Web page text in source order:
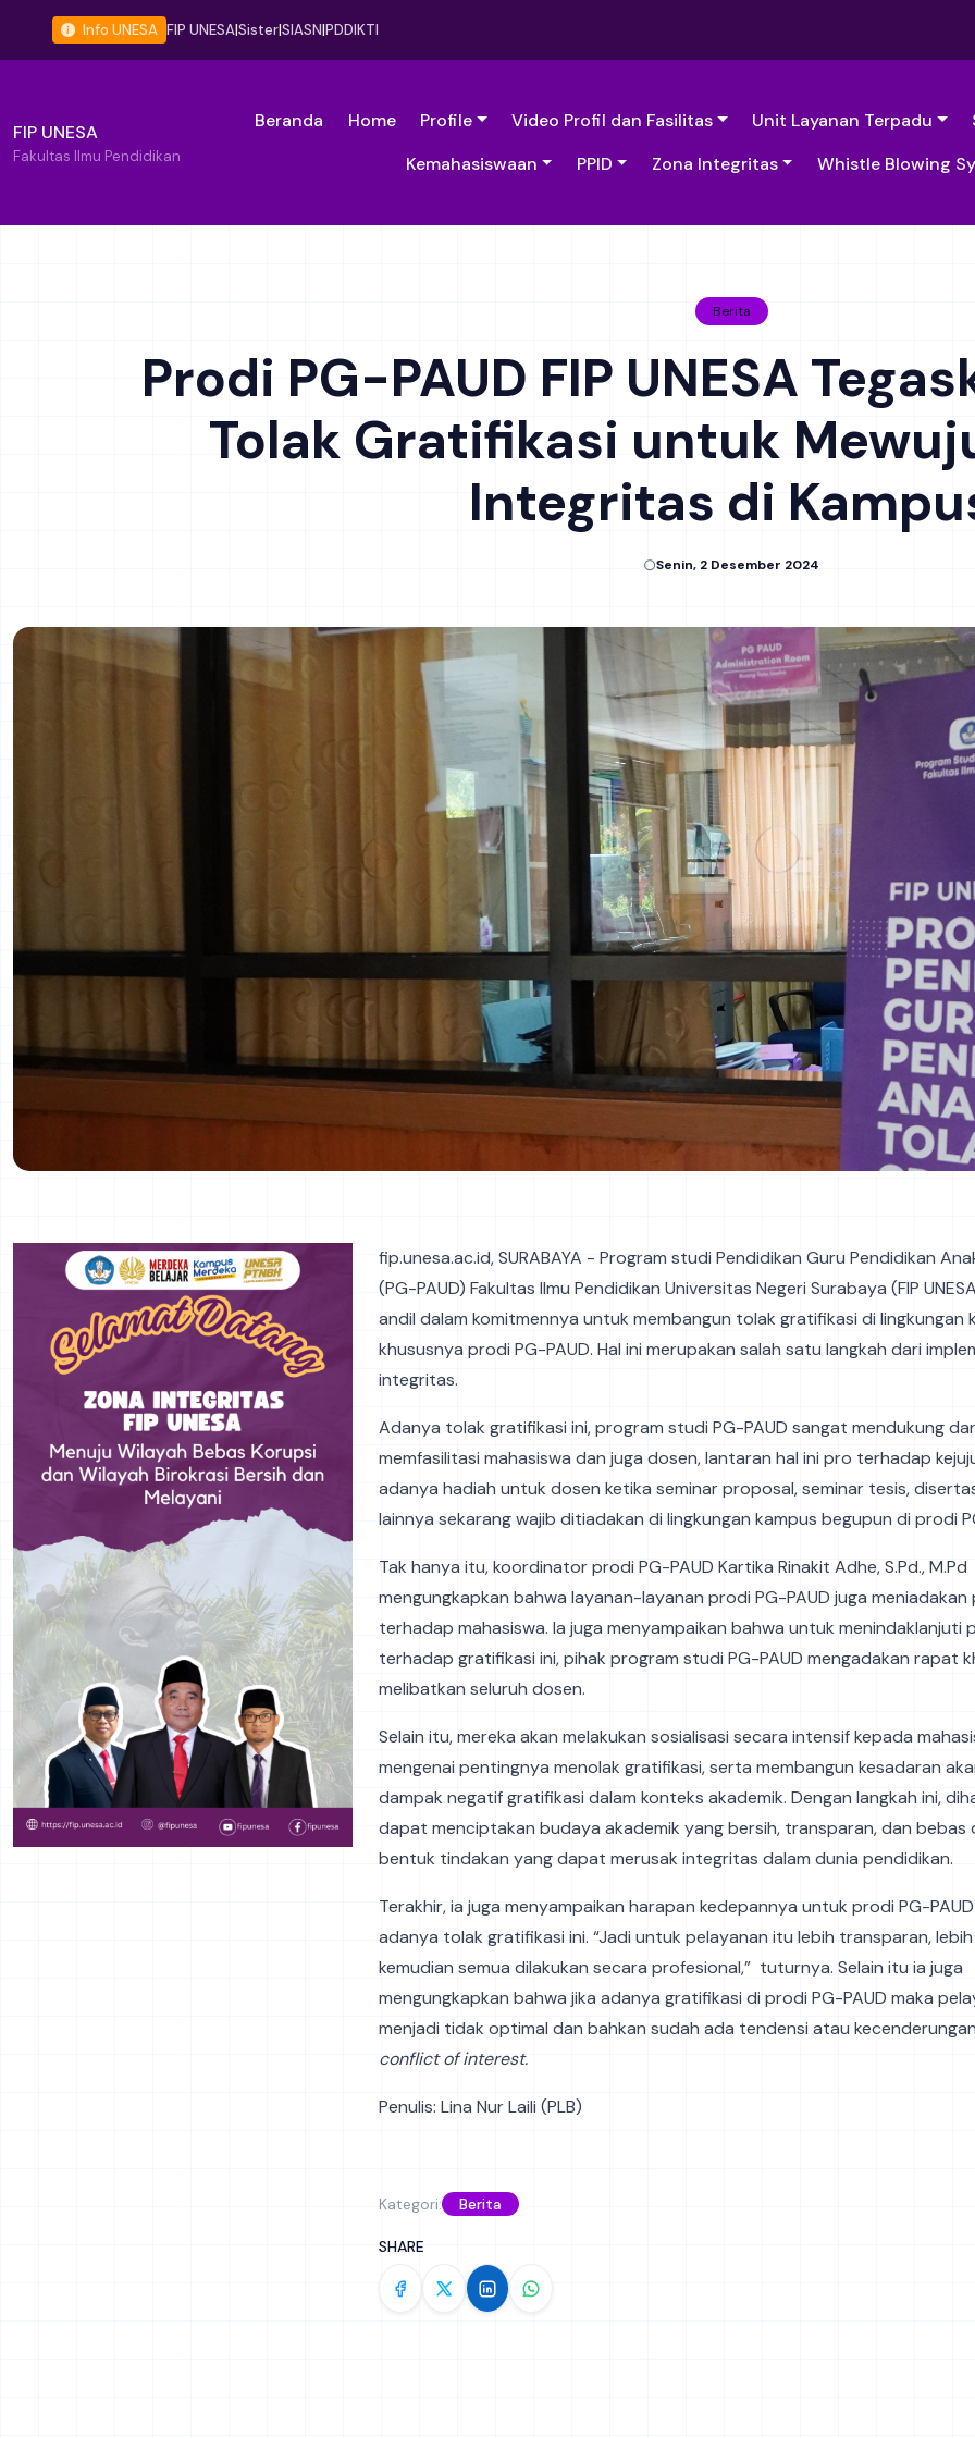
Info UNESA FIP UNESA|Sister|SIASN|PDDIKTI
FIP UNESA
Fakultas Ilmu Pendidikan
Beranda Home Profile Video Profil dan Fasilitas Unit Layanan Terpadu
Kemahasiswaan
PPID Zona Integritas Whistle Blowing
Berita
Prodi PG-PAUD FIP UNESA
Tolak Gratifikasi untuk
Integritas di
Senin, 2 Desember 2024
fip.unesa.ac.id, SURABAYA - Program studi Pendidikan Guru Pendidikan
(PG-PAUD) Fakultas Ilmu Pendidikan Universitas Negeri Surabaya (FIP
andil dalam komitmennya untuk membangun tolak gratifikasi di lingkungan
khususnya prodi PG-PAUD. Hal ini merupakan salah satu langkah dari
integritas.
Adanya tolak gratifikasi ini, program studi PG-PAUD sangat mendukung
memfasilitasi mahasiswa dan juga dosen, lantaran hal ini pro terhadap
adanya hadiah untuk dosen ketika seminar proposal, seminar tesis,
lainnya sekarang wajib ditiadakan di lingkungan kampus begupun di prodi
Tak hanya itu, koordinator prodi PG-PAUD Kartika Rinakit Adhe, S.Pd., M.Pd
mengungkapkan bahwa layanan-layanan prodi PG-PAUD juga
terhadap mahasiswa. Ia juga menyampaikan bahwa untuk menindaklanjuti
terhadap gratifikasi ini, pihak program studi PG-PAUD mengadakan rapat
melibatkan seluruh dosen.
Selain itu, mereka akan melakukan sosialisasi secara intensif kepada
mengenai pentingnya menolak gratifikasi, serta membangun kesadaran
dampak negatif gratifikasi dalam konteks akademik. Dengan langkah ini,
dapat menciptakan budaya akademik yang bersih, transparan, dan bebas
bentuk tindakan yang dapat merusak integritas dalam dunia pendidikan.
Terakhir, ia juga menyampaikan harapan kedepannya untuk prodi PG-
adanya tolak gratifikasi ini. “Jadi untuk pelayanan itu lebih transparan,
kemudian semua dilakukan secara profesional,” tuturnya. Selain itu ia juga
mengungkapkan bahwa jika adanya gratifikasi di prodi PG-PAUD maka
menjadi tidak optimal dan bahkan sudah ada tendensi atau
conflict of interest.
Penulis: Lina Nur Laili (PLB)
Kategori: Berita
SHARE